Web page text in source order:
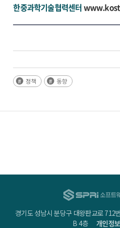
한중과학기술협력센터
정책 동향
경기도 성남시 분당구 대왕판교로 712
B 4층개인정